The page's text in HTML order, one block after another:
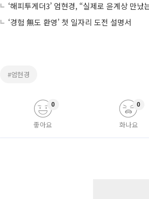
‘해피투게더3’ 엄현경, “실제로 윤계상 만
‘경험 無도 환영’ 첫 일자리 도전 설명서
#엄현경
좋아요
0
화나요
0